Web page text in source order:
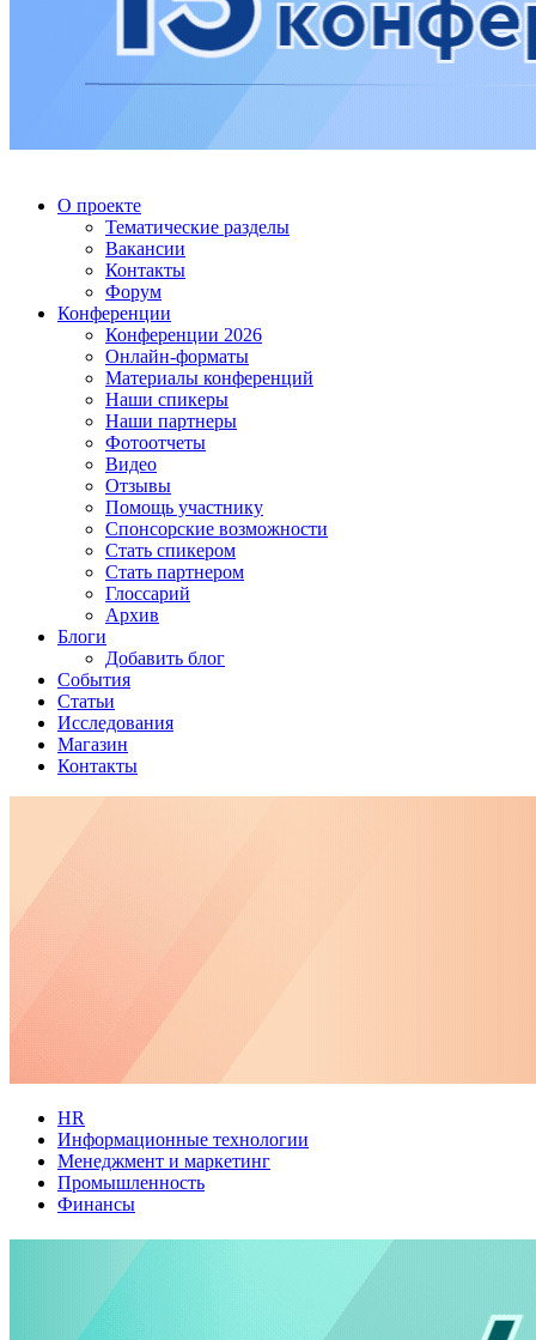
О проекте
Тематические разделы
Вакансии
Контакты
Форум
Конференции
Конференции 2026
Онлайн-форматы
Материалы конференций
Наши спикеры
Наши партнеры
Фотоотчеты
Видео
Отзывы
Помощь участнику
Спонсорские возможности
Стать спикером
Стать партнером
Глоссарий
Архив
Блоги
Добавить блог
События
Статьи
Исследования
Магазин
Контакты
HR
Информационные технологии
Менеджмент и маркетинг
Промышленность
Финансы